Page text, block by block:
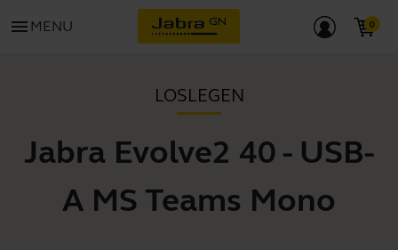
menu MENU
LOSLEGEN
Jabra Evolve2 40 - USB-
A MS Teams Mono